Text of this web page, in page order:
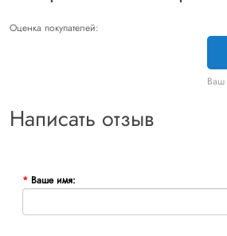
Оценка покупателей:
Ваш
Написать отзыв
Ваше имя: